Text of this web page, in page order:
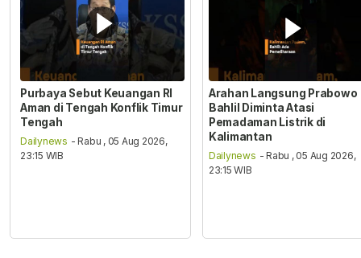
Purbaya Sebut Keuangan RI
Aman di Tengah Konflik Timur
Tengah
Dailynews - Rabu , 05 Aug 2026,
23:15 WIB
Arahan Langsung Prabowo
Bahlil Diminta Atasi
Pemadaman Listrik di
Kalimantan
Dailynews - Rabu , 05 Aug 2026,
23:15 WIB